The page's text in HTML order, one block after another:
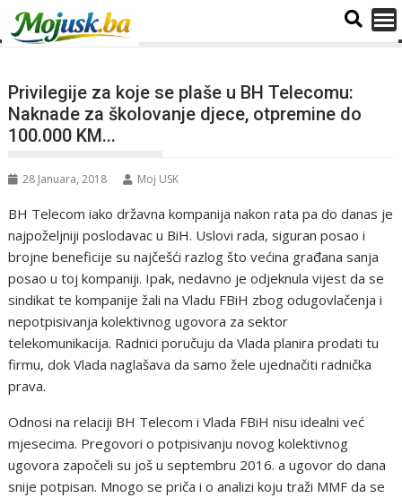
Privilegije za koje se plaše u BH Telecomu:
Naknade za školovanje djece, otpremine do
100.000 KM...
28 Januara, 2018 Moj USK
BH Telecom iako državna kompanija nakon rata pa do danas je
najpoželjniji poslodavac u BiH. Uslovi rada, siguran posao i
brojne beneficije su najčešći razlog što većina građana sanja
posao u toj kompaniji. Ipak, nedavno je odjeknula vijest da se
sindikat te kompanije žali na Vladu FBiH zbog odugovlačenja i
nepotpisivanja kolektivnog ugovora za sektor
telekomunikacija. Radnici poručuju da Vlada planira prodati tu
firmu, dok Vlada naglašava da samo žele ujednačiti radnička
prava.
Odnosi na relaciji BH Telecom i Vlada FBiH nisu idealni već
mjesecima. Pregovori o potpisivanju novog kolektivnog
ugovora započeli su još u septembru 2016. a ugovor do dana
snije potpisan. Mnogo se priča i o analizi koju traži MMF da se